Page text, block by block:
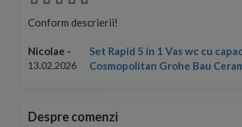
Conform descrierii!
Nicolae -
13.02.2026
Set Rapid 5 in 1 Vas wc cu
Cosmopolitan Grohe Bau
Despre comenzi